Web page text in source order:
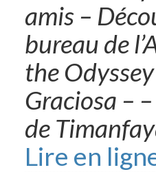
amis –
bureau de
the
Graciosa –
de
Lire en